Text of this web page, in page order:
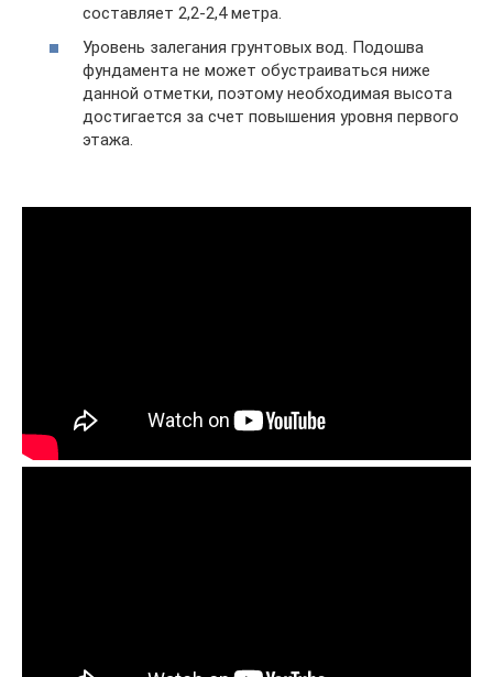
составляет 2,2-2,4 метра.
Уровень залегания грунтовых вод. Подошва
фундамента не может обустраиваться ниже
данной отметки, поэтому необходимая высота
достигается за счет повышения уровня первого
этажа.